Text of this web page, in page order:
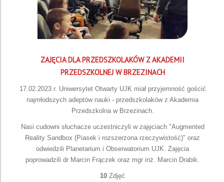
ZAJĘCIA DLA PRZEDSZKOLAKÓW Z AKADEMII
PRZEDSZKOLNEJ W BRZEZINACH
17.02.2023 r. Uniwersytet Otwarty UJK miał przyjemność gościć
najmłodszych adeptów nauki - przedszkolaków z Akademia
Przedszkolna w Brzezinach.
Nasi cudowni słuchacze uczestniczyli w zajęciach "Augmented
Reality Sandbox (Piasek i rozszerzona rzeczywistość)" oraz
odwiedzili Planetarium i Obserwatorium UJK. Zajęcia
poprowadzili dr Marcin Frączek oraz mgr inż. Marcin Drabik.
10 Zdjęć